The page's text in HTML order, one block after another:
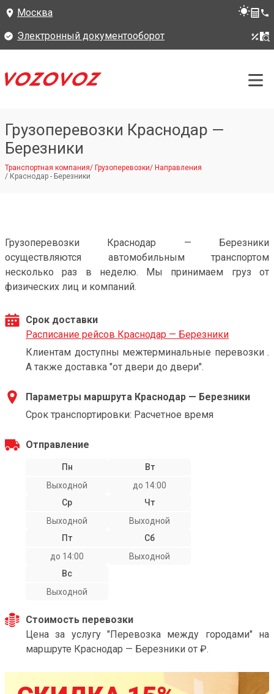
Москва
Электронный документооборот
Грузоперевозки Краснодар —
Березники
Транспортная компания/ Грузоперевозки/ Направления
/ Краснодар - Березники
Грузоперевозки Краснодар — Березники
осуществляются автомобильным транспортом
несколько раз в неделю. Мы принимаем груз от
физических лиц и компаний.
Срок доставки
Расписание рейсов Краснодар — Березники
Клиентам доступны межтерминальные перевозки .
А также доставка "от двери до двери".
Параметры маршрута Краснодар — Березники
Срок транспортировки: Расчетное время
Отправление
Пн
Выходной
Вт
до 14:00
Ср
Выходной
Чт
Выходной
Пт
до 14:00
Сб
Выходной
Вс
Выходной
Стоимость перевозки
Цена за услугу "Перевозка между городами" на
маршруте Краснодар — Березники от ₽.